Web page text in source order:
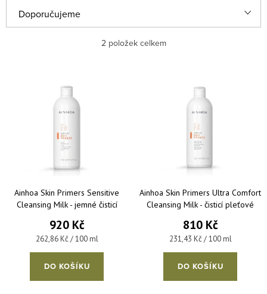
Řazení produktů
Doporučujeme
Nejprodávanější
Abecedně
2položek celkem
Ainhoa Skin Primers Sensitive
Cleansing Milk - jemné čisticí
920 Kč
Měrná cena:
262,86 Kč / 100 ml
DO KOŠÍKU
Ainhoa Skin Primers Ultra Comfort
Cleansing Milk - čisticí pleťové
810 Kč
Měrná cena:
231,43 Kč / 100 ml
DO KOŠÍKU